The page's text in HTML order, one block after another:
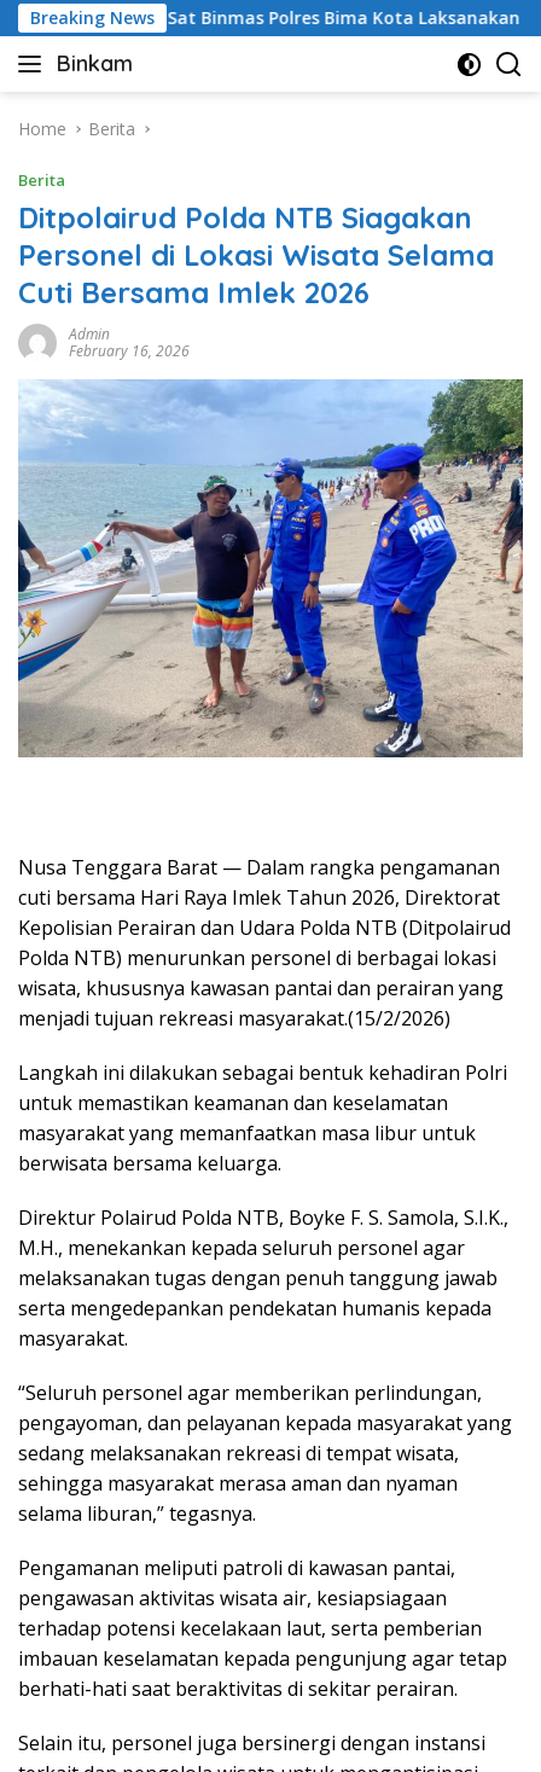
Skip
to
content
Breaking News
Sat Binmas Polres Bima Kota Laksanakan Cooling
Binkam
Home Berita
Berita
Ditpolairud Polda NTB Siagakan
Personel di Lokasi Wisata Selama
Cuti Bersama Imlek 2026
Admin
February 16, 2026
Nusa Tenggara Barat — Dalam rangka pengamanan
cuti bersama Hari Raya Imlek Tahun 2026, Direktorat
Kepolisian Perairan dan Udara Polda NTB (Ditpolairud
Polda NTB) menurunkan personel di berbagai lokasi
wisata, khususnya kawasan pantai dan perairan yang
menjadi tujuan rekreasi masyarakat.(15/2/2026)
Langkah ini dilakukan sebagai bentuk kehadiran Polri
untuk memastikan keamanan dan keselamatan
masyarakat yang memanfaatkan masa libur untuk
berwisata bersama keluarga.
Direktur Polairud Polda NTB, Boyke F. S. Samola, S.I.K.,
M.H., menekankan kepada seluruh personel agar
melaksanakan tugas dengan penuh tanggung jawab
serta mengedepankan pendekatan humanis kepada
masyarakat.
“Seluruh personel agar memberikan perlindungan,
pengayoman, dan pelayanan kepada masyarakat yang
sedang melaksanakan rekreasi di tempat wisata,
sehingga masyarakat merasa aman dan nyaman
selama liburan,” tegasnya.
Pengamanan meliputi patroli di kawasan pantai,
pengawasan aktivitas wisata air, kesiapsiagaan
terhadap potensi kecelakaan laut, serta pemberian
imbauan keselamatan kepada pengunjung agar tetap
berhati-hati saat beraktivitas di sekitar perairan.
Selain itu, personel juga bersinergi dengan instansi